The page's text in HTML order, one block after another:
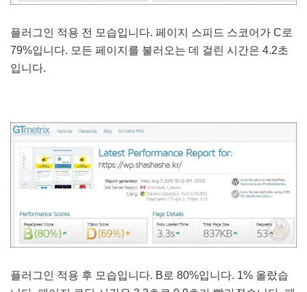
플러그인 적용 전 모습입니다. 페이지 스피드 스코어가 C로
79%입니다. 모든 페이지를 불러오는 데 걸린 시간은 4.2초
입니다.
플러그인 적용 후 모습입니다. B로 80%입니다. 1% 올랐습